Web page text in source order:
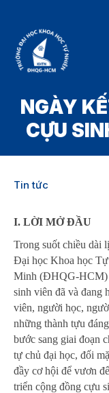
NGÀY
CỰU
Tin tức
I. LỜI MỞ ĐẦU
Trong suốt chiều dài
Đại học Khoa học
Minh (ĐHQG-HCM)
sinh viên đã và đang
viên, người học,
những thành tựu
bước sang giai đoạn
tự chủ đại học, đối
đầy cơ hội để vươn
triển cộng đồng cựu